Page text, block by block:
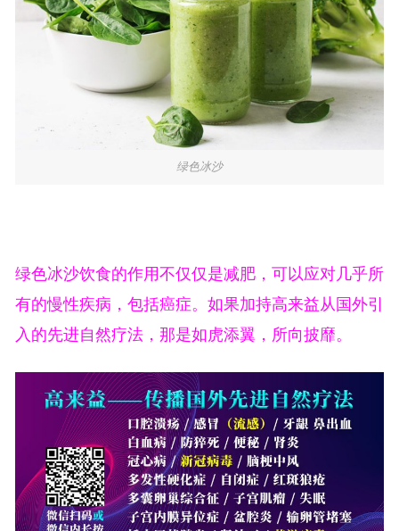
绿色冰沙
绿色冰沙饮食的作用不仅仅是减肥，可以应对几乎所
有的慢性疾病，包括癌症。如果加持高来益从国外引
入的先进自然疗法，那是如虎添翼，所向披靡。